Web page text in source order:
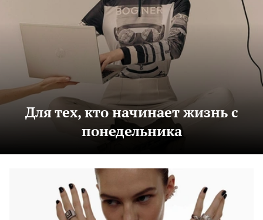
Для тех, кто начинает жизнь с
понедельника